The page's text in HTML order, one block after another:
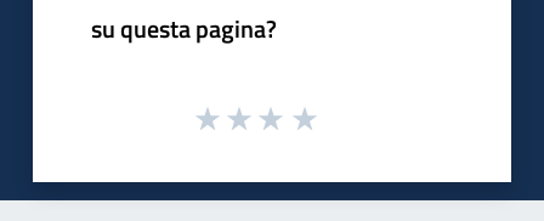
su questa pagina?